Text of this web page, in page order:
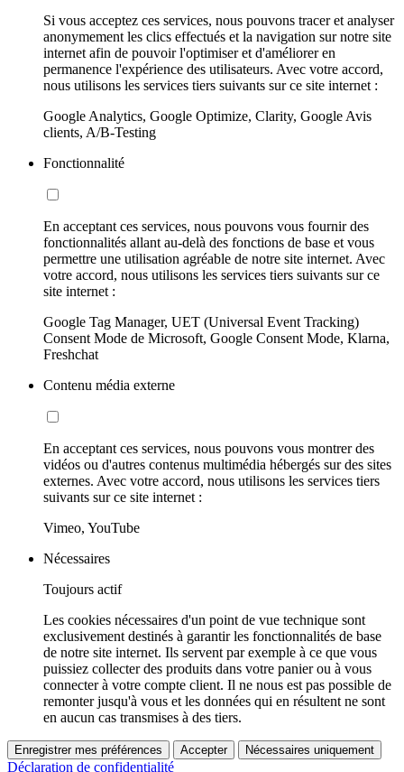
Si vous acceptez ces services, nous pouvons tracer et analyser
anonymement les clics effectués et la navigation sur notre site
internet afin de pouvoir l'optimiser et d'améliorer en
permanence l'expérience des utilisateurs. Avec votre accord,
nous utilisons les services tiers suivants sur ce site internet :
Google Analytics, Google Optimize, Clarity, Google Avis
clients, A/B-Testing
Fonctionnalité
En acceptant ces services, nous pouvons vous fournir des
fonctionnalités allant au-delà des fonctions de base et vous
permettre une utilisation agréable de notre site internet. Avec
votre accord, nous utilisons les services tiers suivants sur ce
site internet :
Google Tag Manager, UET (Universal Event Tracking)
Consent Mode de Microsoft, Google Consent Mode, Klarna,
Freshchat
Contenu média externe
En acceptant ces services, nous pouvons vous montrer des
vidéos ou d'autres contenus multimédia hébergés sur des sites
externes. Avec votre accord, nous utilisons les services tiers
suivants sur ce site internet :
Vimeo, YouTube
Nécessaires
Toujours actif
Les cookies nécessaires d'un point de vue technique sont
exclusivement destinés à garantir les fonctionnalités de base
de notre site internet. Ils servent par exemple à ce que vous
puissiez collecter des produits dans votre panier ou à vous
connecter à votre compte client. Il ne nous est pas possible de
remonter jusqu'à vous et les données qui en résultent ne sont
en aucun cas transmises à des tiers.
Enregistrer mes préférences Accepter Nécessaires uniquement
Déclaration de confidentialité